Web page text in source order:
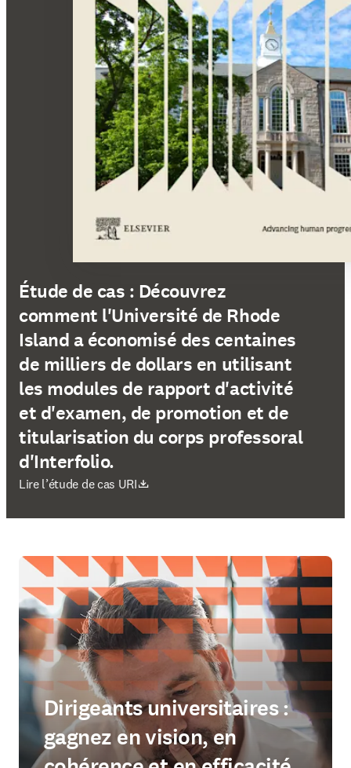
Étude de cas : Découvrez
comment l'Université de Rhode
Island a économisé des centaines
de milliers de dollars en utilisant
les modules de rapport d'activité
et d'examen, de promotion et de
titularisation du corps professoral
d'Interfolio.
Lire l’étude de cas URI
S’ouvre dans une nouvelle fenêtre
Dirigeants universitaires :
gagnez en vision, en